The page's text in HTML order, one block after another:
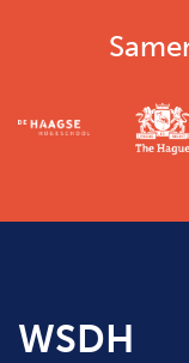
WSDH